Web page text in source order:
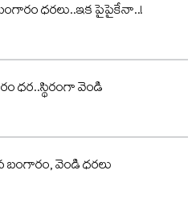
ధరలు..ఇక పైపైకేనా..!
ధర..స్థిరంగా వెండి
వెండి ధరలు